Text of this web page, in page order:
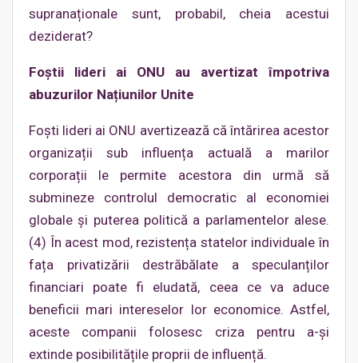
supranaționale sunt, probabil, cheia acestui
deziderat?
Foștii lideri ai ONU au avertizat împotriva
abuzurilor Națiunilor Unite
Foști lideri ai ONU avertizează că întărirea acestor
organizații sub influența actuală a marilor
corporații le permite acestora din urmă să
submineze controlul democratic al economiei
globale și puterea politică a parlamentelor alese.
(4) În acest mod, rezistența statelor individuale în
fața privatizării destrăbălate a speculanților
financiari poate fi eludată, ceea ce va aduce
beneficii mari intereselor lor economice. Astfel,
aceste companii folosesc criza pentru a-și
extinde posibilitățile proprii de influență.